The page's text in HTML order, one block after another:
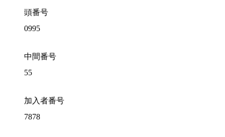
頭番号
0995
中間番号
55
加入者番号
7878